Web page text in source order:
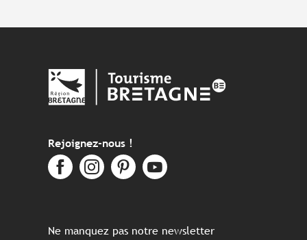
Rejoignez-nous !
Ne manquez pas notre newsletter